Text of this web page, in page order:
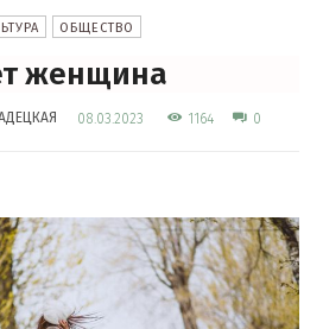
ОБЩЕСТВО
женщина
08.03.2023 1164 0